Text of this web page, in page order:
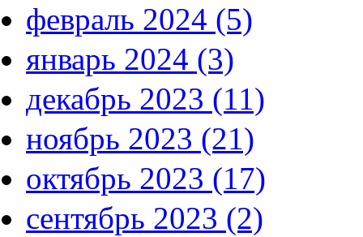
февраль 2024 (5)
январь 2024 (3)
декабрь 2023 (11)
ноябрь 2023 (21)
октябрь 2023 (17)
сентябрь 2023 (2)